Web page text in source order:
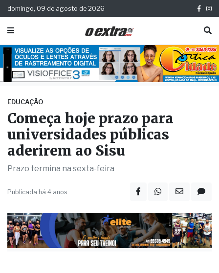
domingo, 09 de agosto de 2026
EDUCAÇÃO
Começa hoje prazo para
universidades públicas
aderirem ao Sisu
Prazo termina na sexta-feira
Publicada há 4 anos